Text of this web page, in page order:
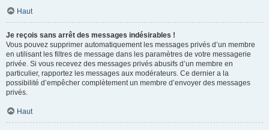
Haut
Je reçois sans arrêt des messages indésirables !
Vous pouvez supprimer automatiquement les messages privés d’un membre
en utilisant les filtres de message dans les paramètres de votre messagerie
privée. Si vous recevez des messages privés abusifs d’un membre en
particulier, rapportez les messages aux modérateurs. Ce dernier a la
possibilité d’empêcher complètement un membre d’envoyer des messages
privés.
Haut